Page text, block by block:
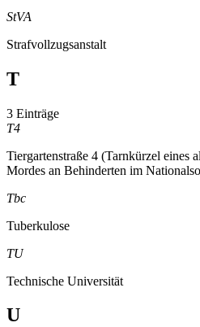
StVA
Strafvollzugsanstalt
T
3 Einträge
T4
Tiergartenstraße 4 (Tarnkürzel eines
Mordes an Behinderten im
Tbc
Tuberkulose
TU
Technische Universität
U